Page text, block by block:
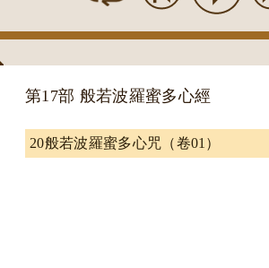
第17部 般若波羅蜜多心經
20般若波羅蜜多心咒（卷01）